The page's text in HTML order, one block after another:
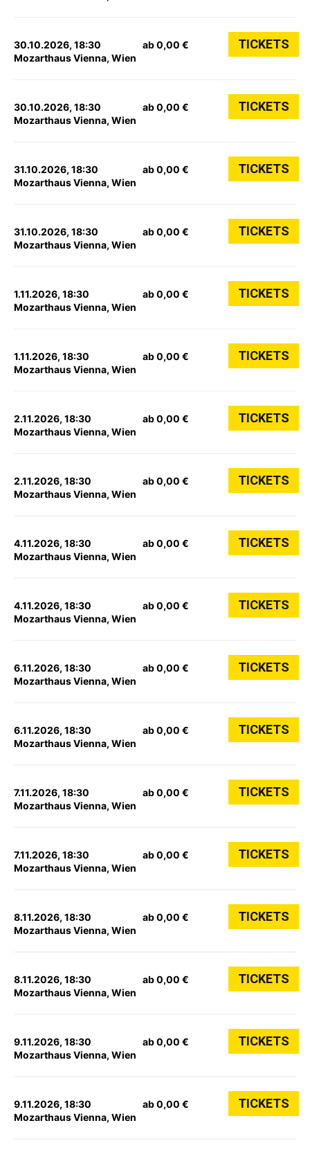
30.10.2026, 18:30
Mozarthaus Vienna, Wien
ab 0,00 € TICKETS
30.10.2026, 18:30
Mozarthaus Vienna, Wien
ab 0,00 € TICKETS
31.10.2026, 18:30
Mozarthaus Vienna, Wien
ab 0,00 € TICKETS
31.10.2026, 18:30
Mozarthaus Vienna, Wien
ab 0,00 € TICKETS
1.11.2026, 18:30
Mozarthaus Vienna, Wien
ab 0,00 € TICKETS
1.11.2026, 18:30
Mozarthaus Vienna, Wien
ab 0,00 € TICKETS
2.11.2026, 18:30
Mozarthaus Vienna, Wien
ab 0,00 € TICKETS
2.11.2026, 18:30
Mozarthaus Vienna, Wien
ab 0,00 € TICKETS
4.11.2026, 18:30
Mozarthaus Vienna, Wien
ab 0,00 € TICKETS
4.11.2026, 18:30
Mozarthaus Vienna, Wien
ab 0,00 € TICKETS
6.11.2026, 18:30
Mozarthaus Vienna, Wien
ab 0,00 € TICKETS
6.11.2026, 18:30
Mozarthaus Vienna, Wien
ab 0,00 € TICKETS
7.11.2026, 18:30
Mozarthaus Vienna, Wien
ab 0,00 € TICKETS
7.11.2026, 18:30
Mozarthaus Vienna, Wien
ab 0,00 € TICKETS
8.11.2026, 18:30
Mozarthaus Vienna, Wien
ab 0,00 € TICKETS
8.11.2026, 18:30
Mozarthaus Vienna, Wien
ab 0,00 € TICKETS
9.11.2026, 18:30
Mozarthaus Vienna, Wien
ab 0,00 € TICKETS
9.11.2026, 18:30
Mozarthaus Vienna, Wien
ab 0,00 € TICKETS